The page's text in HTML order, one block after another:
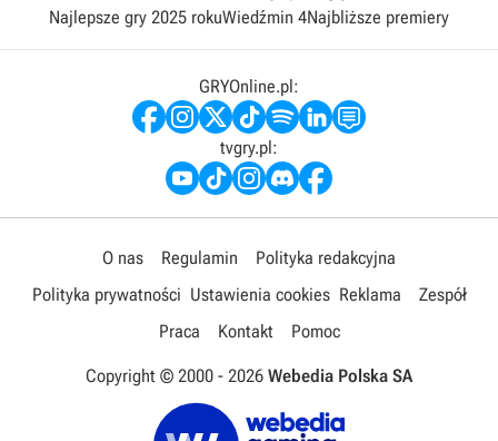
Najlepsze gry 2025 rokuWiedźmin 4Najbliższe premiery
GRYOnline.pl:
tvgry.pl:
O nas Regulamin
Polityka redakcyjna
Polityka prywatności Ustawienia cookies Reklama
Zespół
Praca
Kontakt Pomoc
Copyright © 2000 - 2026 Webedia Polska SA